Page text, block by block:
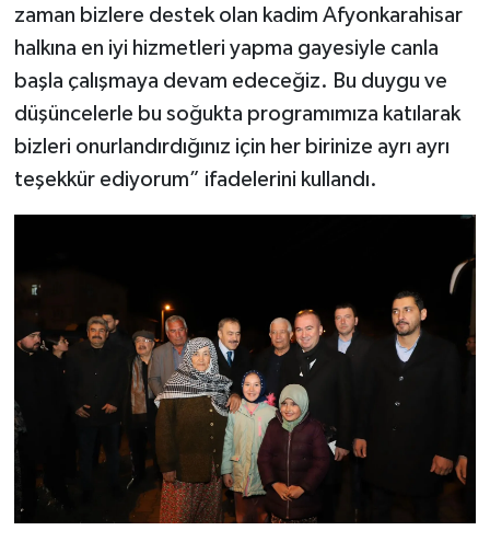
zaman bizlere destek olan kadim Afyonkarahisar
halkına en iyi hizmetleri yapma gayesiyle canla
başla çalışmaya devam edeceğiz. Bu duygu ve
düşüncelerle bu soğukta programımıza katılarak
bizleri onurlandırdığınız için her birinize ayrı ayrı
teşekkür ediyorum” ifadelerini kullandı.